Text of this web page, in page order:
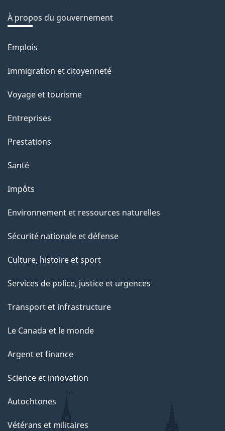
À propos du gouvernement
Thèmes
sujets
Emplois
Immigration et citoyenneté
Voyage et tourisme
Entreprises
Prestations
Santé
Impôts
Environnement et ressources naturelles
Sécurité nationale et défense
Culture, histoire et sport
Services de police, justice et urgences
Transport et infrastructure
Le Canada et le monde
Argent et finance
Science et innovation
Autochtones
Vétérans et militaires